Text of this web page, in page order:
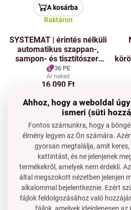
A kosárba
Raktáron
SYSTEMAT | érintés nélküli
automatikus szappan-,
sampon- és tisztítószer-
adagoló | infraérzékelő +
LED jelzőfény | térfogat
340 ml
36 PE
Ár neked
16 090 Ft
A kosárba
Raktáron
900 Ft
NEVIBRÁTOR | 4 db
rezgéscsillapító alátét
mosógéphez a zaj és
rezgések csökkentésére
6 PE
Akció 900 Ft
3 590 Ft
2 690 Ft
A kosárba
Ahhoz, hogy a weboldal
ismeri (süti
Fontos számunkra, hogy a
élmény legyen az Ön számára.
gyorsan megtalálja, amit
kattintást, és ne jelenjenek
termékekről, amelyek nem érdekli.
által megszokott nézetben jelenjen
alkalommal bejelentkeznie. Ezért
fájlok feldolgozásához való
fájlok, amelyek ideiglenesen az